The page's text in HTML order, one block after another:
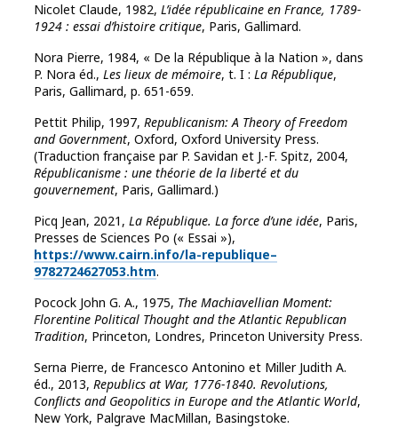
Nicolet Claude, 1982, L’idée républicaine en France, 1789-
1924 : essai d’histoire critique, Paris, Gallimard.
Nora Pierre, 1984, « De la République à la Nation », dans
P. Nora éd., Les lieux de mémoire, t. I : La République,
Paris, Gallimard, p. 651-659.
Pettit Philip, 1997, Republicanism: A Theory of Freedom
and Government, Oxford, Oxford University Press.
(Traduction française par P. Savidan et J.-F. Spitz, 2004,
Républicanisme : une théorie de la liberté et du
gouvernement, Paris, Gallimard.)
Picq Jean, 2021, La République. La force d’une idée, Paris,
Presses de Sciences Po (« Essai »),
https://www.cairn.info/​la-republique–
9782724627053.htm.
Pocock John G. A., 1975, The Machiavellian Moment:
Florentine Political Thought and the Atlantic Republican
Tradition, Princeton, Londres, Princeton University Press.
Serna Pierre, de Francesco Antonino et Miller Judith A.
éd., 2013, Republics at War, 1776-1840. Revolutions,
Conflicts and Geopolitics in Europe and the Atlantic World,
New York, Palgrave MacMillan, Basingstoke.